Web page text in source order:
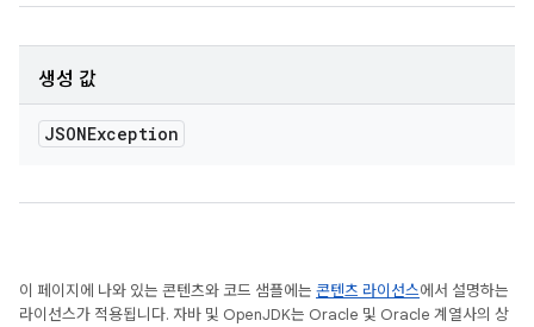
생성 값
JSONException
이 페이지에 나와 있는 콘텐츠와 코드 샘플에는 콘텐츠 라이선스에서 설명하는
라이선스가 적용됩니다. 자바 및 OpenJDK는 Oracle 및 Oracle 계열사의 상